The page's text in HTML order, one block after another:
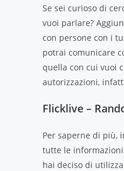
Se sei curioso di
vuoi parlare?
con persone con i
potrai comunicare
quella con cui vuoi
autorizzazioni,
Flicklive –
Per saperne di più,
tutte le informazioni
hai deciso di